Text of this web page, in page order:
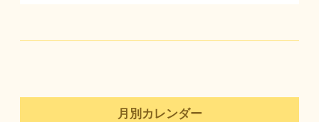
月別カレンダー